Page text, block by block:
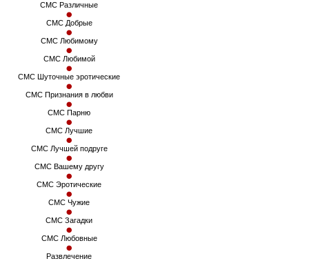
СМС Различные
СМС Добрые
СМС Любимому
СМС Любимой
СМС Шуточные эротические
СМС Признания в любви
СМС Парню
СМС Лучшие
СМС Лучшей подруге
СМС Вашему другу
СМС Эротические
СМС Чужие
СМС Загадки
СМС Любовные
Развлечение